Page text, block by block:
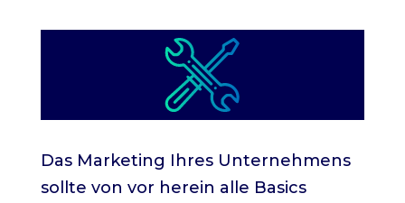
Das Marketing Ihres Unternehmens
sollte von vor herein alle Basics